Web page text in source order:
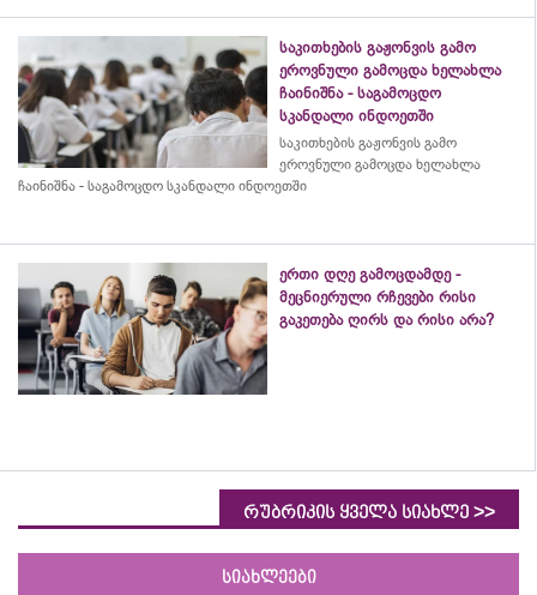
საკითხების გაჟონვის გამო
ეროვნული გამოცდა ხელახლა
ჩაინიშნა - საგამოცდო
სკანდალი ინდოეთში
საკითხების გაჟონვის გამო
ეროვნული გამოცდა ხელახლა
ჩაინიშნა - საგამოცდო სკანდალი ინდოეთში
ერთი დღე გამოცდამდე -
მეცნიერული რჩევები რისი
გაკეთება ღირს და რისი არა?
რუბრიკის ყველა სიახლე >>
სიახლეები